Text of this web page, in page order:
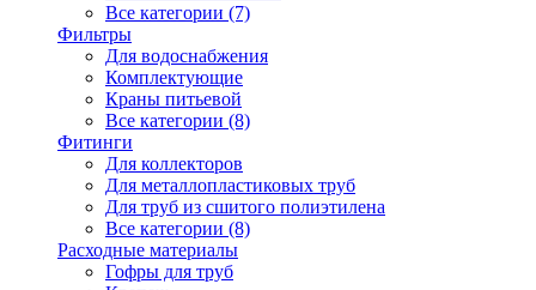
Все категории (7)
Фильтры
Для водоснабжения
Комплектующие
Краны питьевой
Все категории (8)
Фитинги
Для коллекторов
Для металлопластиковых труб
Для труб из сшитого полиэтилена
Все категории (8)
Расходные материалы
Гофры для труб